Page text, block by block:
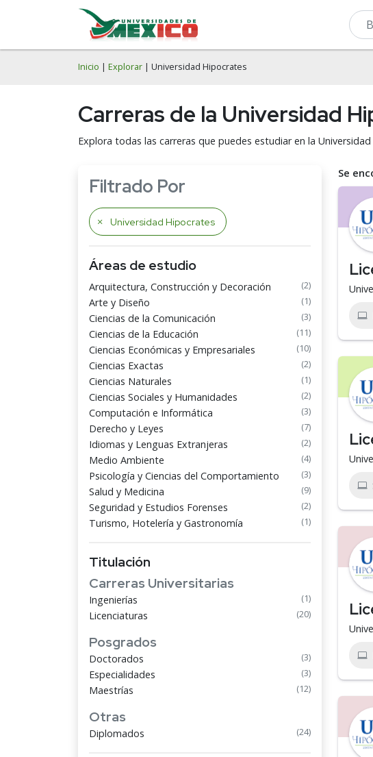
Inicio | Explorar | Universidad Hipocrates
Carreras de la Universidad
Explora todas las carreras que puedes estudiar en la
Filtrado Por
Universidad Hipocrates
Áreas de estudio
Arquitectura, Construcción y Decoración (2)
Arte y Diseño (1)
Ciencias de la Comunicación (3)
Ciencias de la Educación (11)
Ciencias Económicas y Empresariales (10)
Ciencias Exactas (2)
Ciencias Naturales (1)
Ciencias Sociales y Humanidades (2)
Computación e Informática (3)
Derecho y Leyes (7)
Idiomas y Lenguas Extranjeras (2)
Medio Ambiente (4)
Psicología y Ciencias del Comportamiento (3)
Salud y Medicina (9)
Seguridad y Estudios Forenses (2)
Turismo, Hotelería y Gastronomía (1)
Titulación
Carreras Universitarias
Ingenierías (1)
Licenciaturas (20)
Posgrados
Doctorados (3)
Especialidades (3)
Maestrías (12)
Otras
Diplomados (24)
Se